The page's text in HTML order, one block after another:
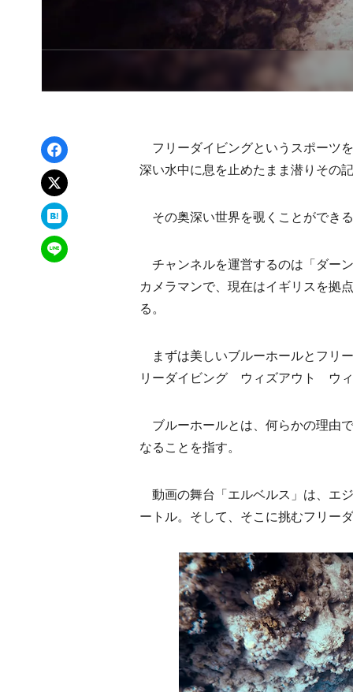
Facebookでシェア
xでポスト
はてなブックマーク
LINEで送る
フリーダイビングというスポーツ
深い水中に息を止めたまま潜りその
その奥深い世界を覗くことができ
チャンネルを運営するのは「ダー
カメラマンで、現在はイギリスを拠
る。
まずは美しいブルーホールとフリ
リーダイビング ウィズアウト ウ
ブルーホールとは、何らかの理由
なることを指す。
動画の舞台「エルベルス」は、エ
ートル。そして、そこに挑むフリー